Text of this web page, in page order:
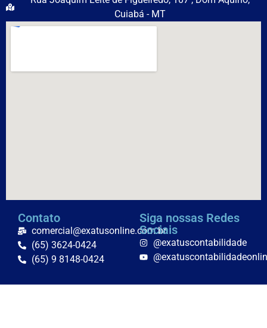
Cuiabá - MT
Contato
comercial@exatusonline.com.br
(65) 3624-0424
(65) 9 8148-0424
Siga nossas Redes
Sociais
@exatuscontabilidade